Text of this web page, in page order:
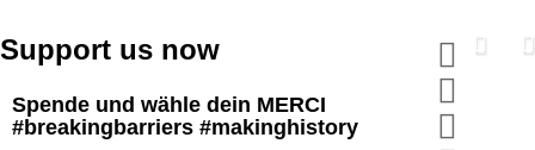
Support us now
Spende und wähle dein MERCI
#breakingbarriers #makinghistory